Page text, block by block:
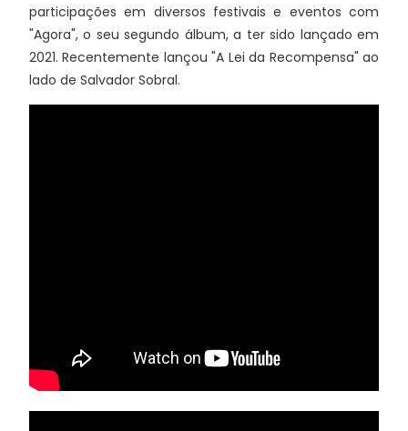
participações em diversos festivais e eventos com
"Agora", o seu segundo álbum, a ter sido lançado em
2021. Recentemente lançou "A Lei da Recompensa" ao
lado de Salvador Sobral.